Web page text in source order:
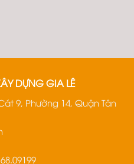
DỰNG GIA LÊ
9, Phường 14, Quận Tân